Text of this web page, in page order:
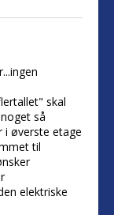
skal
så
i øverste etage
til
elektriske